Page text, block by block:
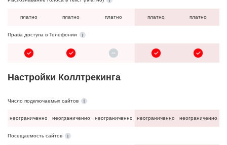
платно платно платно платно платно
Права доступа в Телефонии
Настройки Коллтрекинга
Число подключаемых сайтов
неограниченно неограниченно неограниченно неограниченно неограниченно
Посещаемость сайтов